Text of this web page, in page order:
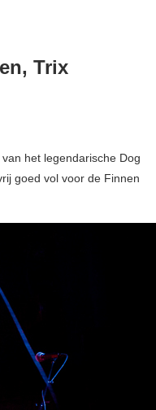
Trix
het legendarische Dog
goed vol voor de Finnen